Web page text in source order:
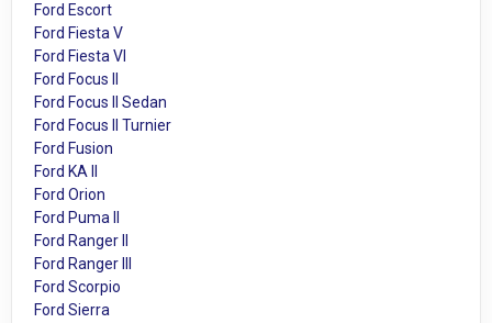
Ford Escort
Ford Fiesta V
Ford Fiesta VI
Ford Focus II
Ford Focus II Sedan
Ford Focus II Turnier
Ford Fusion
Ford KA II
Ford Orion
Ford Puma II
Ford Ranger II
Ford Ranger III
Ford Scorpio
Ford Sierra